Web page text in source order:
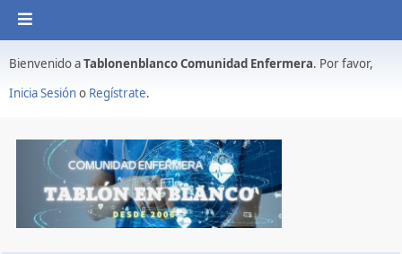
Bienvenido aTablonenblanco Comunidad Enfermera. Por favor,
Inicia Sesióno Regístrate.